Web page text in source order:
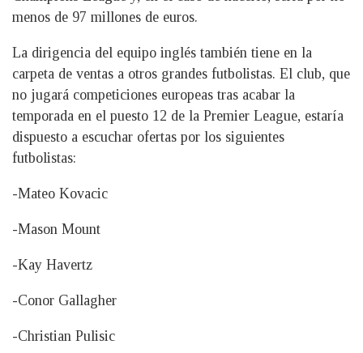
menos de 97 millones de euros.
La dirigencia del equipo inglés también tiene en la
carpeta de ventas a otros grandes futbolistas. El club, que
no jugará competiciones europeas tras acabar la
temporada en el puesto 12 de la Premier League, estaría
dispuesto a escuchar ofertas por los siguientes
futbolistas:
-Mateo Kovacic
-Mason Mount
-Kay Havertz
-Conor Gallagher
-Christian Pulisic